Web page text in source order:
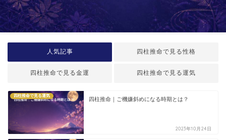
人気記事 四柱推命で見る性格
四柱推命で見る金運 四柱推命で見る運気
四柱推命で見る運気
四柱推命｜ご機嫌斜めになる時期とは？
2023年10月24日